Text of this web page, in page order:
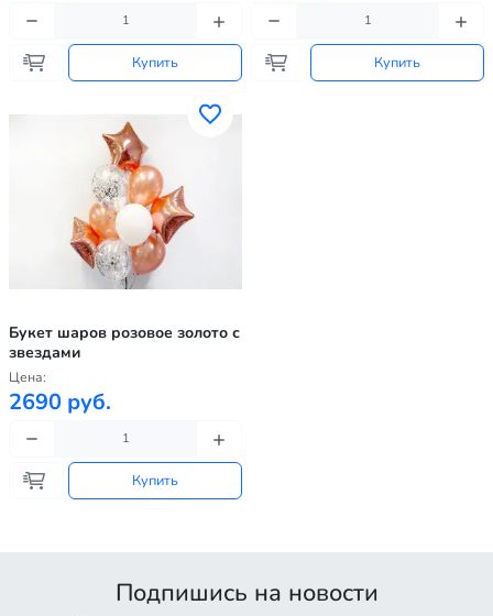
Купить Купить
Букет шаров розовое золото с
звездами
Цена:
2690 руб.
Купить
Подпишись на новости